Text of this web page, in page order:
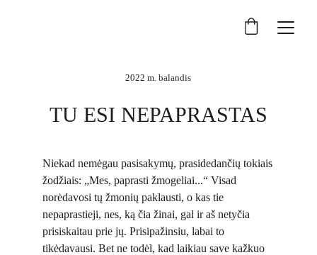
TU ESI NEPAPRASTAS
Niekad nemėgau pasisakymų, prasidedančių tokiais
žodžiais: „Mes, paprasti žmogeliai...“ Visad
norėdavosi tų žmonių paklausti, o kas tie
nepaprastieji, nes, ką čia žinai, gal ir aš netyčia
prisiskaitau prie jų. Prisipažinsiu, labai to
tikėdavausi. Bet ne todėl, kad laikiau save kažkuo
2022 m. balandis